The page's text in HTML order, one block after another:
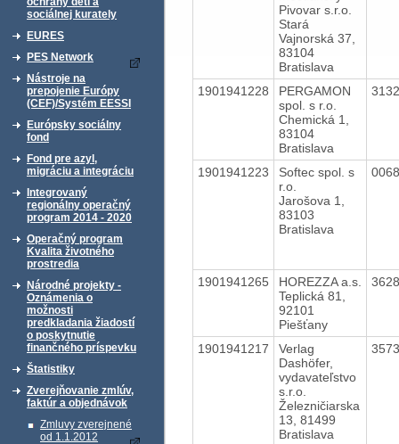
sociálnej kurately
EURES
PES Network
Nástroje na
prepojenie Európy
(CEF)/Systém EESSI
Európsky sociálny
fond
Fond pre azyl,
migráciu a integráciu
Integrovaný
regionálny operačný
program 2014 - 2020
Operačný program
Kvalita životného
prostredia
Národné projekty -
Oznámenia o
možnosti
predkladania žiadostí
o poskytnutie
finančného príspevku
Štatistiky
Zverejňovanie zmlúv,
faktúr a objednávok
Zmluvy zverejnené
od 1.1.2012
Pivovar s.r.o.
Stará
Vajnorská 37,
83104
Bratislava
1901941228
PERGAMON
spol. s r.o.
Chemická 1,
83104
Bratislava
1901941223
Softec spol. s
r.o.
Jarošova 1,
83103
Bratislava
1901941265
HOREZZA a.s.
Teplická 81,
92101
Piešťany
1901941217
Verlag
Dashöfer,
vydavateľstvo
s.r.o.
Železničiarska
13, 81499
Bratislava